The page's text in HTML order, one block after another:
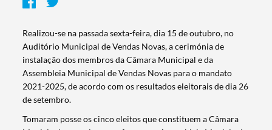
Realizou-se na passada sexta-feira, dia 15 de outubro, no
Auditório Municipal de Vendas Novas, a cerimónia de
instalação dos membros da Câmara Municipal e da
Assembleia Municipal de Vendas Novas para o mandato
2021-2025, de acordo com os resultados eleitorais de dia 26
de setembro.
Tomaram posse os cinco eleitos que constituem a Câmara